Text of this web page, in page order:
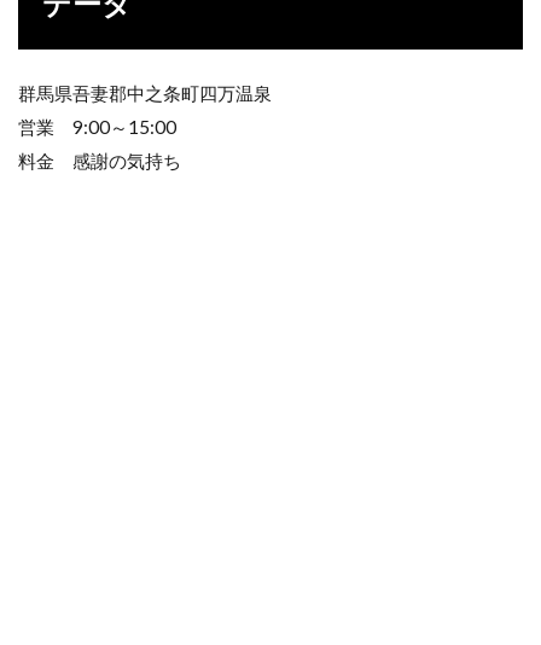
群馬県吾妻郡中之条町四万温泉
営業 9:00～15:00
料金 感謝の気持ち